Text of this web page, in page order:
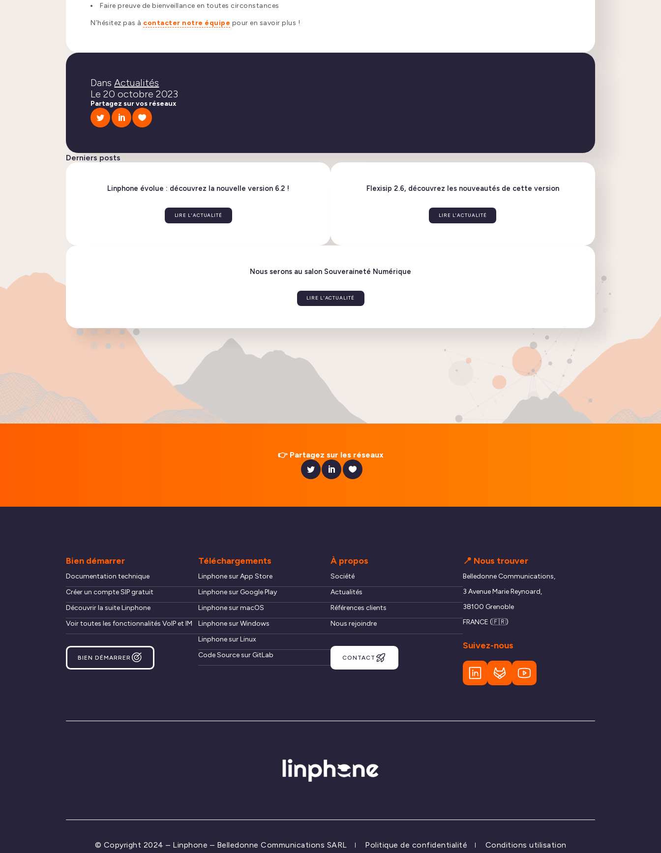
Faire preuve de bienveillance en toutes circonstances
N’hésitez pas à contacter notre équipe pour en savoir plus !
DansActualités
Le20 octobre 2023
Partagez sur vos réseaux
Derniers posts
LIRE L'ACTUALITÉ
Nous serons au salon Souveraineté Numérique
CONTACT
👉 Partagez sur les réseaux
Bien démarrer
Documentation technique
Créer un compte SIP gratuit
Découvrir la suite Linphone
Voir toutes les fonctionnalités VoIP et IM
BIEN DÉMARRER
Téléchargements
Linphone sur App Store
Linphone sur Google Play
Linphone sur macOS
Linphone sur Windows
Linphone sur Linux
Code Source sur GitLab
À propos
Société
Actualités
Références clients
Nous rejoindre
CONTACT
📍 Nous trouver
Belledonne Communications,
3 Avenue Marie Reynoard,
38100 Grenoble
FRANCE (🇫🇷)
Suivez-nous
© Copyright 2024 – Linphone – Belledonne Communications SARL Politique de confidentialité Conditions utilisation